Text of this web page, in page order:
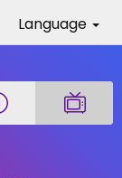
Language